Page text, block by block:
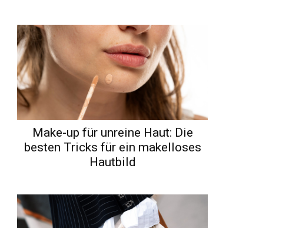
Make-up für unreine Haut: Die
besten Tricks für ein makelloses
Hautbild